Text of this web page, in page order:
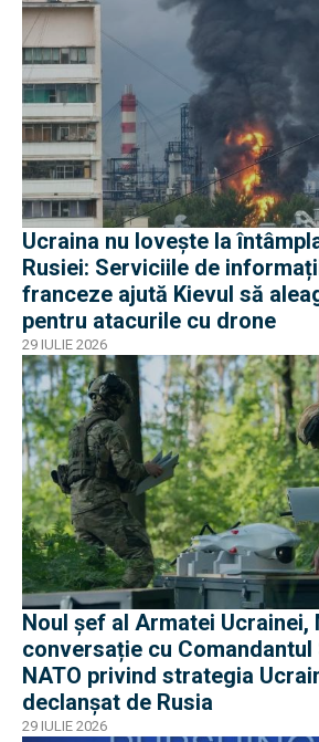
Ucraina nu lovește la
Rusiei: Serviciile de
franceze ajută Kievul să
pentru atacurile cu drone
29 IULIE 2026
Noul șef al Armatei Ucrainei,
conversație cu Comandantul
NATO privind strategia
declanșat de Rusia
29 IULIE 2026